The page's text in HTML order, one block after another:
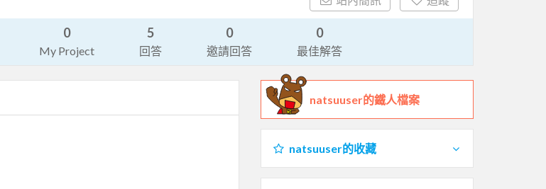
0
My Project
5
回答
0
邀請回答
0
最佳解答
natsuuser的鐵人檔案
natsuuser的收藏